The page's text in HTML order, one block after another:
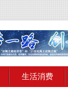
生活消费